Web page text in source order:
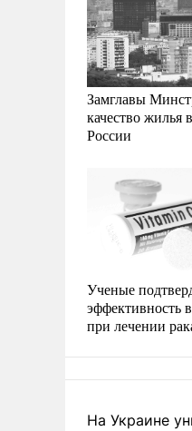
Замглавы
качество
России
Ученые
эффективность
при лечении
На Украине